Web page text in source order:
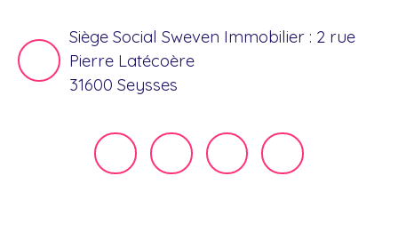
Siège Social Sweven Immobilier : 2 rue
Pierre Latécoère
31600 Seysses